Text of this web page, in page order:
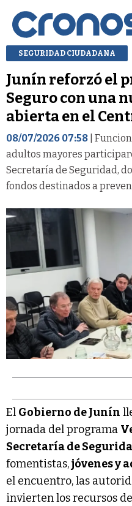
SEGURIDAD CIUDADANA
Junín reforzó el
Seguro con una
abierta en el
08/07/2026 07:58 |
adultos mayores
Secretaría de Seguridad,
fondos destinados a
El Gobierno de Junín
jornada del programa
Secretaría de
fomentistas,jóvenes y
el encuentro, las
invierten los recursos